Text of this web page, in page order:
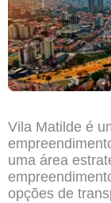
Vila Matilde é
uma área
opções de